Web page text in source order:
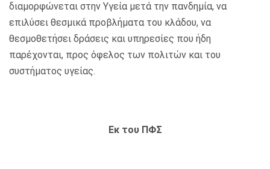
διαμορφώνεται στην Υγεία μετά την πανδημία, να
επιλύσει θεσμικά προβλήματα του κλάδου, να
θεσμοθετήσει δράσεις και υπηρεσίες που ήδη
παρέχονται, προς όφελος των πολιτών και του
συστήματος υγείας.
Εκ του ΠΦΣ